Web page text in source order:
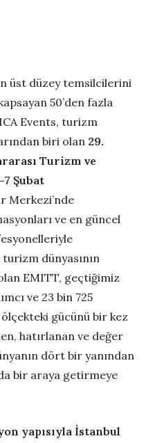
üst düzey temsilcilerini
50’den fazla
Events, turizm
biri olan 29.
Turizm ve
Şubat
Merkezi’nde
ve en güncel
dünyasının
EMITT, geçtiğimiz
ve 23 bin 725
gücünü bir kez
hatırlanan ve değer
dört bir yanından
bir araya getirmeye
yapısıyla İstanbul